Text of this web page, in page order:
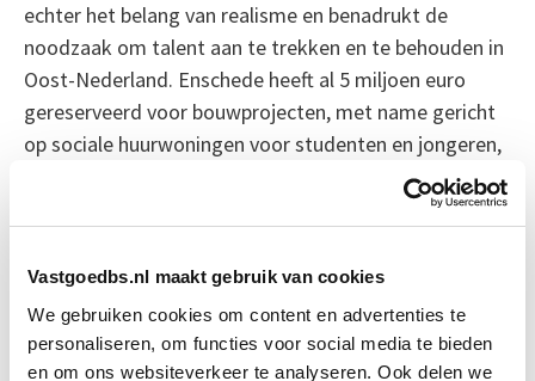
Vastgoedbs.nl maakt gebruik van cookies
We gebruiken cookies om content en advertenties te
personaliseren, om functies voor social media te bieden
en om ons websiteverkeer te analyseren. Ook delen we
echter het belang van realisme en benadrukt de
noodzaak om talent aan te trekken en te behouden in
Oost-Nederland. Enschede heeft al 5 miljoen euro
gereserveerd voor bouwprojecten, met name gericht
op sociale huurwoningen voor studenten en jongeren,
als een steunmaatregel voor projecten die dreigen stil
Bron: cobouw.nl
Boeiend verhaal? Duik dan eens